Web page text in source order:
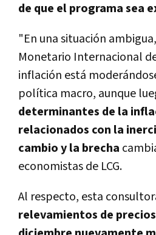
de que el programa sea
"En una situación
Monetario Internacional
inflación está
política macro, aunque
determinantes de la
relacionados con la
cambio y la brecha
economistas de LCG.
Al respecto, esta
relevamientos de